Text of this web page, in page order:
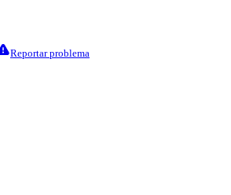
Reportar problema